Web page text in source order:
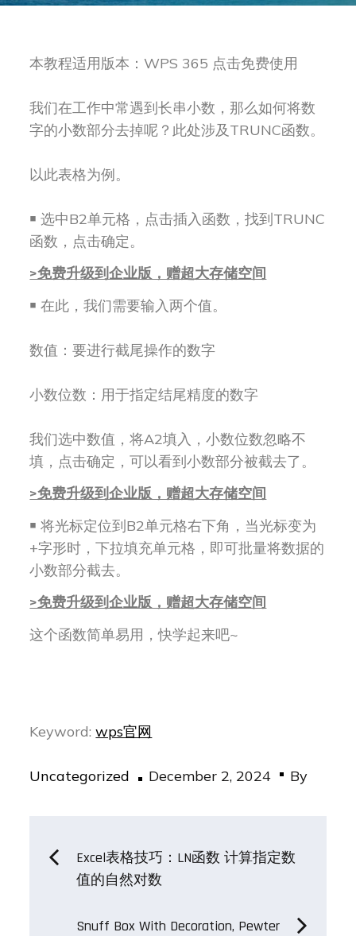
本教程适用版本：WPS 365 点击免费使用
我们在工作中常遇到长串小数，那么如何将数
字的小数部分去掉呢？此处涉及TRUNC函数。
以此表格为例。
￭ 选中B2单元格，点击插入函数，找到TRUNC
函数，点击确定。
>免费升级到企业版，赠超大存储空间
￭ 在此，我们需要输入两个值。
数值：要进行截尾操作的数字
小数位数：用于指定结尾精度的数字
我们选中数值，将A2填入，小数位数忽略不
填，点击确定，可以看到小数部分被截去了。
>免费升级到企业版，赠超大存储空间
￭ 将光标定位到B2单元格右下角，当光标变为
+字形时，下拉填充单元格，即可批量将数据的
小数部分截去。
>免费升级到企业版，赠超大存储空间
这个函数简单易用，快学起来吧~
Keyword:wps官网
Uncategorized
Posted
December 2, 2024 By
PostExcel表格技巧：LN函数 计算指定数
值的自然对数
Snuff Box With Decoration, Pewter